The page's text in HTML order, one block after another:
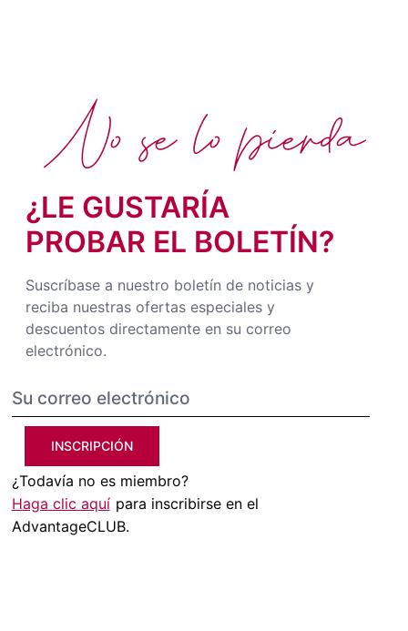
¿LE GUSTARÍA
PROBAR EL BOLETÍN?
Suscríbase a nuestro boletín de noticias y
reciba nuestras ofertas especiales y
descuentos directamente en su correo
electrónico.
INSCRIPCIÓN
¿Todavía no es miembro?
Haga clic aquí para inscribirse en el
AdvantageCLUB.
No se lo pierda